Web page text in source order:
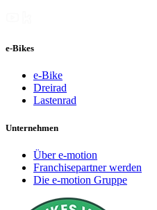
e-Bikes
e-Bike
Dreirad
Lastenrad
Unternehmen
Über e-motion
Franchisepartner werden
Die e-motion Gruppe